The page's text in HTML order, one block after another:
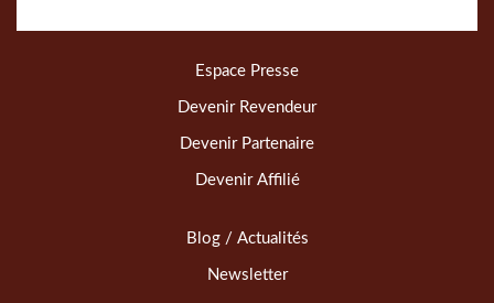
Espace Presse
Devenir Revendeur
Devenir Partenaire
Devenir Affilié
Blog / Actualités
Newsletter